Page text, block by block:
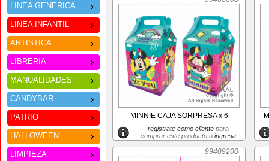
LINEA GENERICA
LINEA INFANTIL
ARTISTICA
LIBRERIA
MANUALIDADES
CANDYBAR
PATRIO
HALLOWEEN
LIMPIEZA
MINNIE CAJA SORPRESA x 6
registrate como clientepara
comprar este producto o ingresa
99409200